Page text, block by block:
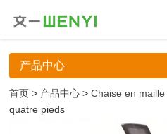
产品中心
首页 > 产品中心 >Chaise en maille
quatre pieds